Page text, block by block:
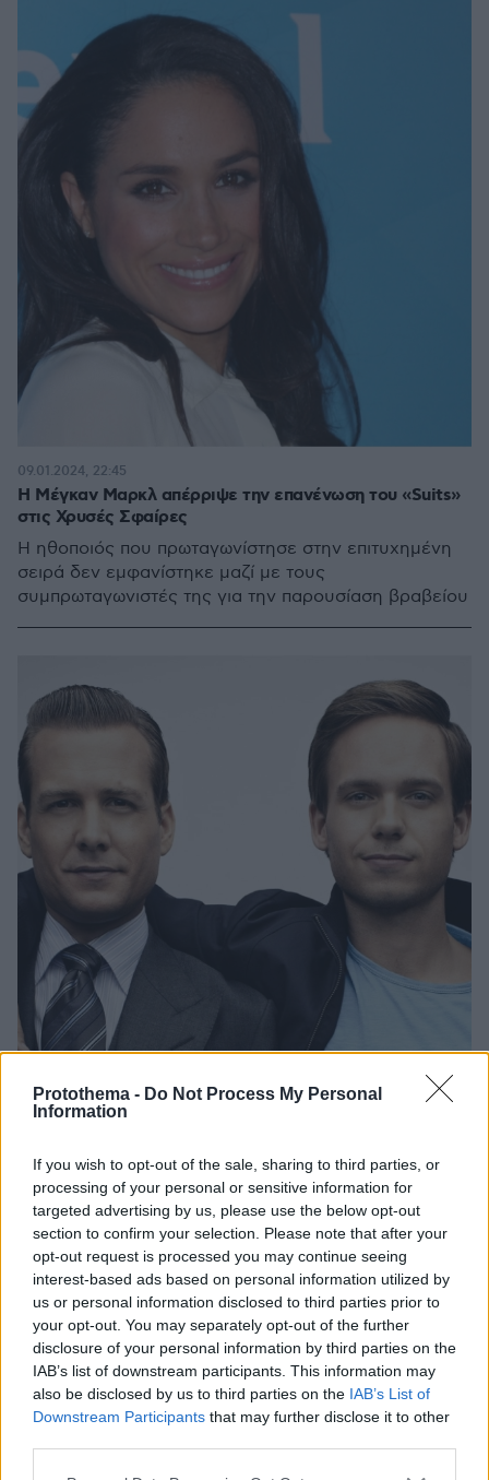
Protothema - Do Not Process My Personal
Information
If you wish to opt-out of the sale, sharing to third parties, or
processing of your personal or sensitive information for
targeted advertising by us, please use the below opt-out
section to confirm your selection. Please note that after your
opt-out request is processed you may continue seeing
interest-based ads based on personal information utilized by
us or personal information disclosed to third parties prior to
your opt-out. You may separately opt-out of the further
disclosure of your personal information by third parties on the
IAB’s list of downstream participants. This information may
also be disclosed by us to third parties on the IAB’s List of
Downstream Participants that may further disclose it to other
Η Μέγκαν Μαρκλ απέρριψε την επανένωση του «Suits»
στις Χρυσές Σφαίρες
Η ηθοποιός που πρωταγωνίστησε στην επιτυχημένη
σειρά δεν εμφανίστηκε μαζί με τους
συμπρωταγωνιστές της για την παρουσίαση βραβείου
09.01.2024, 22:45
Οι πρωταγωνιστές του «Suits» Γκάμπριελ Μαχτ και
Πάτρικ Τζ. Άνταμς θα παρουσιάσουν βραβείο στις
Χρυσές Σφαίρες»
Η τελετή θα πραγματοποιηθεί στις 7 Ιανουαρίου